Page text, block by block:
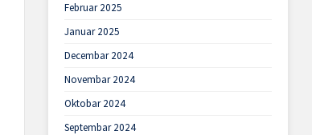
Februar 2025
Januar 2025
Decembar 2024
Novembar 2024
Oktobar 2024
Septembar 2024